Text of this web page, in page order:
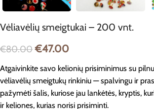
Vėliavėlių smeigtukai – 200 vnt.
€80.00 €47.00
Atgaivinkite savo kelionių prisiminimus su
vėliavėlių smeigtukų rinkiniu — spalvingu ir
pažymėti šalis, kuriose jau lankėtės, kryptis,
ir keliones, kurias norisi prisiminti.